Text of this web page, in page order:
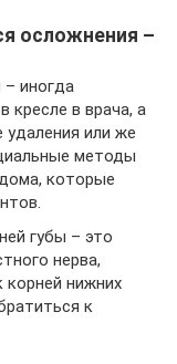
осложнения –
– иногда
кресле в врача, а
удаления или же
методы
которые
губы – это
нерва,
корней нижних
к